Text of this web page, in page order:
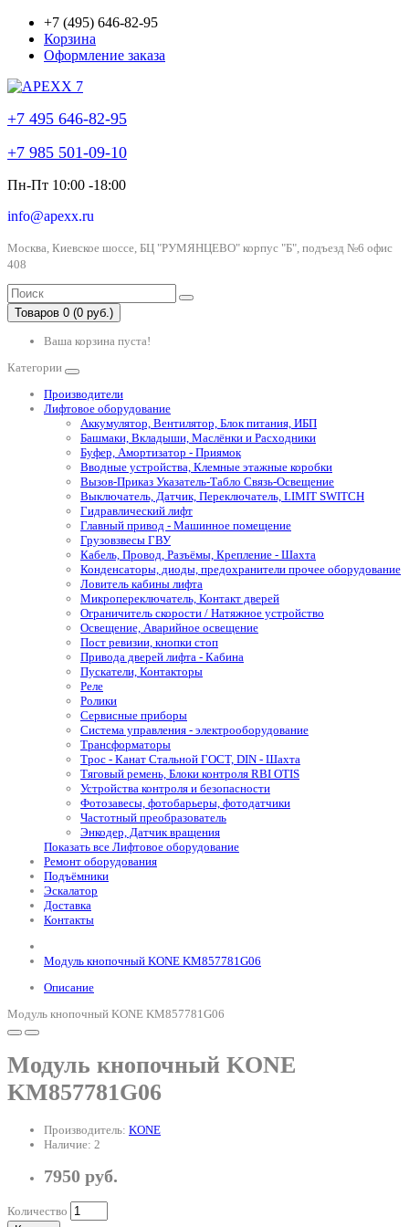
+7 (495) 646-82-95
Корзина
Оформление заказа
+7 495 646-82-95
+7 985 501-09-10
Пн-Пт 10:00 -18:00
info@apexx.ru
Москва, Киевское шоссе, БЦ "РУМЯНЦЕВО" корпус "Б", подъезд №6 офис
408
Товаров 0 (0 руб.)
Ваша корзина пуста!
Категории
Производители
Лифтовое оборудование
Аккумулятор, Вентилятор, Блок питания, ИБП
Башмаки, Вкладыши, Маслёнки и Расходники
Буфер, Амортизатор - Приямок
Вводные устройства, Клемные этажные коробки
Вызов-Приказ Указатель-Табло Связь-Освещение
Выключатель, Датчик, Переключатель, LIMIT SWITCH
Гидравлический лифт
Главный привод - Машинное помещение
Грузовзвесы ГВУ
Кабель, Провод, Разъёмы, Крепление - Шахта
Конденсаторы, диоды, предохранители прочее оборудование
Ловитель кабины лифта
Микропереключатель, Контакт дверей
Ограничитель скорости / Натяжное устройство
Освещение, Аварийное освещение
Пост ревизии, кнопки стоп
Привода дверей лифта - Кабина
Пускатели, Контакторы
Реле
Ролики
Сервисные приборы
Система управления - электрооборудование
Трансформаторы
Трос - Канат Стальной ГОСТ, DIN - Шахта
Тяговый ремень, Блоки контроля RBI OTIS
Устройства контроля и безопасности
Фотозавесы, фотобарьеры, фотодатчики
Частотный преобразователь
Энкодер, Датчик вращения
Показать все Лифтовое оборудование
Ремонт оборудования
Подъёмники
Эскалатор
Доставка
Контакты
Модуль кнопочный KONE KM857781G06
Описание
Модуль кнопочный KONE KM857781G06
Модуль кнопочный KONE
KM857781G06
Производитель: KONE
Наличие: 2
7950 руб.
Количество